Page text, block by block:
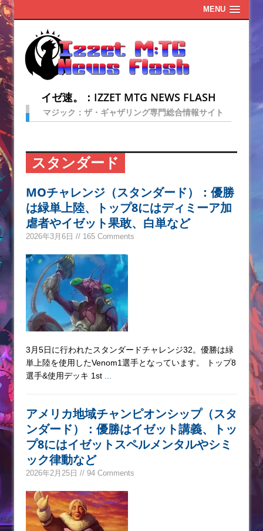
MENU
イゼ速。：IZZET MTG NEWS FLASH
マジック：ザ・ギャザリング専門総合情報サイト
スタンダード
MOチャレンジ（スタンダード）：優勝
は緑単上陸、トップ8にはディミーア加
虐者やイゼット果敢、白単など
2026年3月6日 // 165 Comments
3月5日に行われたスタンダードチャレンジ32。優勝は緑
単上陸を使用したVenom1選手となっています。 トップ8
選手&使用デッキ 1st
アメリカ地域チャンピオンシップ（スタ
ンダード）：優勝はイゼット講義、トッ
プ8にはイゼットスペルメンタルやシミ
ック律動など
2026年2月25日 // 94 Comments